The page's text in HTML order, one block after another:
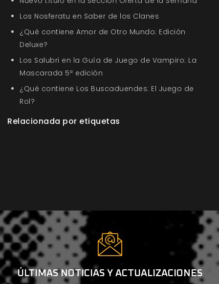
Los Nosferatu en Saber de los Clanes
¿Qué contiene Amor de Otro Mundo: Edición
Deluxe?
Los Salubri en la Guía de Juego de Vampiro: La
Mascarada 5ª edición
¿Qué contiene Los Buscaduendes: El Juego de
Rol?
Relacionada por etiquetas
ÚLTIMAS NOTICIAS Y ACTUALIZACIONES